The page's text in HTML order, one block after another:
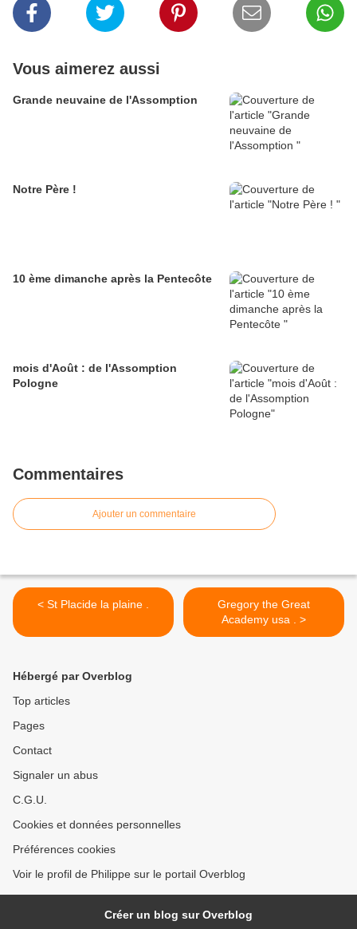
Vous aimerez aussi
Grande neuvaine de l'Assomption
Notre Père !
10 ème dimanche après la Pentecôte
mois d'Août : de l'Assomption
Pologne
Commentaires
Ajouter un commentaire
< St Placide la plaine .
Gregory the Great
Academy usa . >
Hébergé par Overblog
Top articles
Pages
Contact
Signaler un abus
C.G.U.
Cookies et données personnelles
Préférences cookies
Voir le profil de Philippe sur le portail Overblog
Créer un blog sur Overblog